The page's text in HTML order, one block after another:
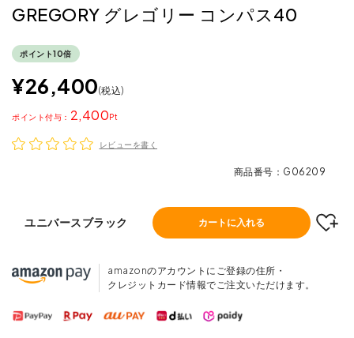
GREGORY グレゴリー コンパス40
ポイント10倍
¥26,400 税込
2,400
ポイント
レビューを書く
商品番号 G06209
ユニバースブラック カートに入れる
amazonのアカウントにご登録の住所・
クレジットカード情報でご注文いただけます。